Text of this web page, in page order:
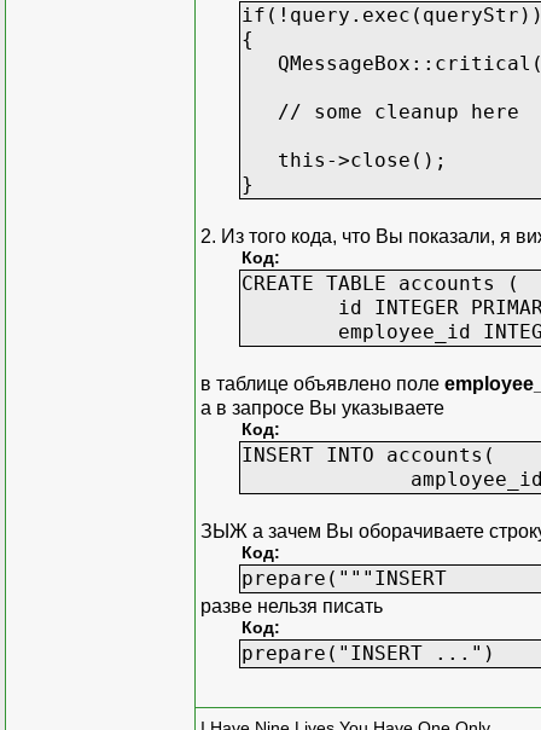
for f_name in
l_name =
country_id =
employee_id =
query.exec()
# создайте данные для
country_query =
id INTEGER PRIMARY KEY
country VARCHAR(20)
"""INSERT INTO
for name in
print("[NFO]
if __name__ ==
{
// some cleanup here
this->close();
}
2. Из того кода, что Вы показали, я
Код:
CREATE TABLE accounts (
id INTEGER PRIMARY
employee_id
в таблице объявлено поле
а в запросе Вы указываете
Код:
INSERT INTO accounts(
ЗЫЖ а зачем Вы оборачиваете
Код:
prepare("""INSERT
разве нельзя писать
Код:
prepare("INSERT ...")